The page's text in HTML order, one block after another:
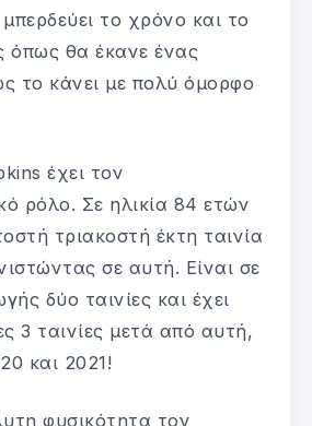
το χρόνο και το
όπως θα έκανε ένας
το κάνει με πολύ όμορφο
έχει τον
ρόλο. Σε ηλικία 84 ετών
τριακοστή έκτη ταινία
σε αυτή. Είναι σε
δύο ταινίες και έχει
3 ταινίες μετά από αυτή,
και 2021!
φυσικότητα τον